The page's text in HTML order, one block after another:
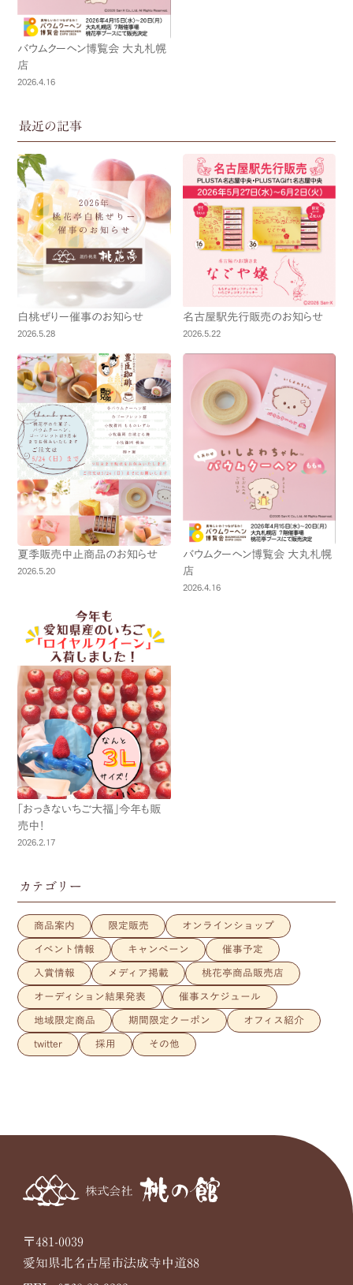
バウムクーヘン博覧会 大丸札幌
店
2026.4.16
最近の記事
白桃ぜりー催事のお知らせ
2026.5.28
名古屋駅先行販売のお知らせ
2026.5.22
夏季販売中止商品のお知らせ
2026.5.20
バウムクーヘン博覧会 大丸札幌
店
2026.4.16
「おっきないちご大福」今年も販
売中！
2026.2.17
カテゴリー
商品案内 限定販売 オンラインショップ
イベント情報 キャンペーン 催事予定
入賞情報 メディア掲載 桃花亭商品販売店
オーディション結果発表 催事スケジュール
地域限定商品 期間限定クーポン オフィス紹介
twitter 採用 その他
〒481-0039
愛知県北名古屋市法成寺中道88